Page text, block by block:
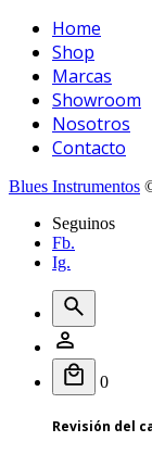
Home
Shop
Marcas
Showroom
Nosotros
Contacto
Blues Instrumentos
Seguinos
Fb.
Ig.
0
Revisión del